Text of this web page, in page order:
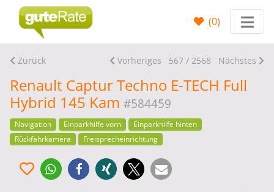
(0)
Zurück Vorheriges 567 / 2568 Nächstes
Renault Captur Techno E-TECH Full
Hybrid 145 Kam #584459
Navigation Einparkhilfe vorn
Einparkhilfe hinten
Rückfahrkamera
Freisprecheinrichtung